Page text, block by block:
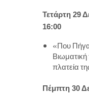
Τετάρτη 29
16:00
«Που
πλατεία
Πέμπτη 30